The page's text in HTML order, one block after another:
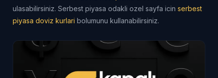
ulasabilirsiniz. Serbest piyasa odakli ozel sayfa icin serbest
piyasa doviz kurlari bolumunu kullanabilirsiniz.